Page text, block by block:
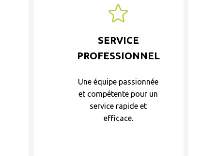
SERVICE
PROFESSIONNEL
Une équipe passionnée
et compétente pour un
service rapide et
efficace.